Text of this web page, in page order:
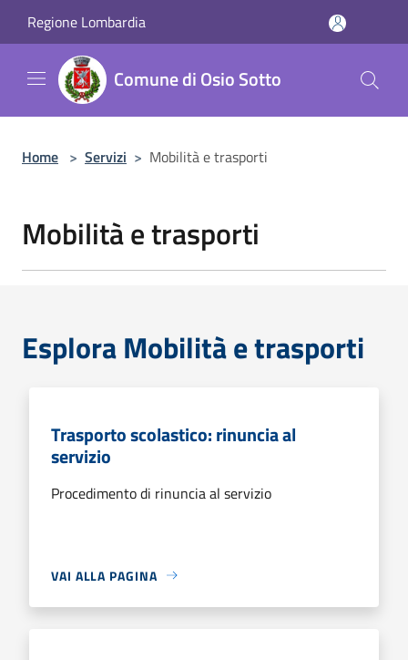
Regione Lombardia
Comune di Osio Sotto
Home > Servizi > Mobilità e trasporti
Mobilità e trasporti
Esplora Mobilità e trasporti
Trasporto scolastico: rinuncia al
servizio
Procedimento di rinuncia al servizio
VAI ALLA PAGINA